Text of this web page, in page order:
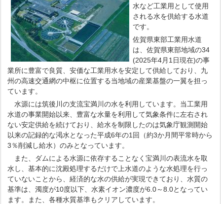
水など工業用として使用
される水を供給する水道
です。
佐賀県東部工業用水道
は、佐賀県東部地域の34
(2025年4月1日現在)の事
業所に豊富で良質、安価な工業用水を安定して供給しており、九
州の高速交通網の中枢に位置する当地域の産業基盤の一翼を担っ
ています。
水源には筑後川の支流宝満川の水を利用しています。当工業用
水道の事業開始以来、豊富な水量を利用して気象条件に左右され
ない安定供給を続けており、給水を制限したのは気象庁観測開始
以来の記録的な渇水となった平成6年の1回（約3か月間平常時から
3％削減し給水）のみとなっています。
また、ダムによる水源に依存することなく宝満川の表流水を取
水し、基本的に沈殿処理するだけで上水道のような水処理を行っ
ていないことから、経済的な水の供給が実現できており、水質の
基準は、濁度が10度以下、水素イオン濃度が6.0～8.0となってい
ます。また、各種水質基準もクリアしています。